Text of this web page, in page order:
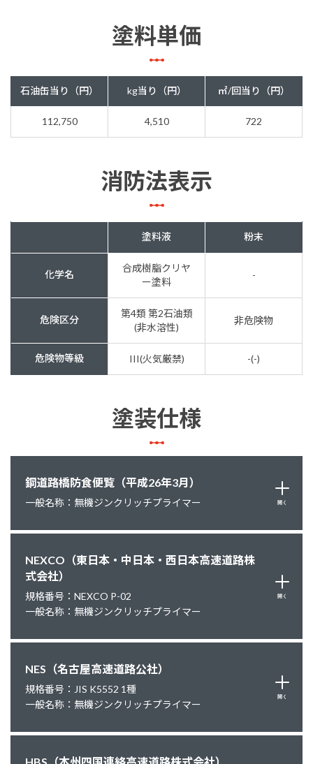
塗料単価
石油缶当り（円） kg当り（円） ㎡/回当り（円）
112,750 4,510 722
消防法表示
塗料液 粉末
化学名
合成樹脂クリヤ
ー塗料
-
危険区分
第4類 第2石油類
(非水溶性)
非危険物
危険物等級 III(火気厳禁) -(-)
塗装仕様
鋼道路橋防食便覧（平成26年3月）
一般名称：無機ジンクリッチプライマー 開く
NEXCO（東日本・中日本・西日本高速道路株
式会社）
規格番号：NEXCO P-02
一般名称：無機ジンクリッチプライマー
開く
NES（名古屋高速道路公社）
規格番号：JIS K5552 1種
一般名称：無機ジンクリッチプライマー
開く